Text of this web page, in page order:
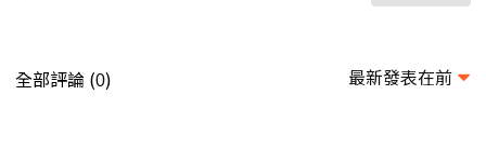
全部評論 (0) 最新發表在前